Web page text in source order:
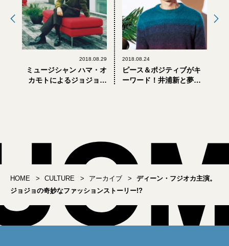
2018.08.29
ミュージシャン ハマ・オ
カモトによるジョジョの
2018.08.24
ピース＆ポジティブがキ
ーワード！井浦新と夢見
HOME CULTURE アーカイブ
ディーン・フジオカ主演。
ジョジョの奇妙なファッションストーリー!?